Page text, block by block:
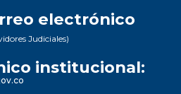
electrónico
Judiciales)
institucional: